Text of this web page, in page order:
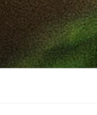
Hoppa
till
innehåll